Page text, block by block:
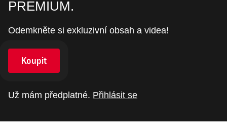
PREMIUM.
Odemkněte si exkluzivní obsah a videa!
Koupit
Už mám předplatné. Přihlásit se